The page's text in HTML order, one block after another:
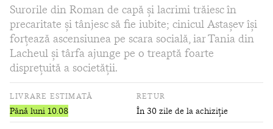
Surorile din Roman de capă și lacrimi trăiesc în
precaritate și tânjesc să fie iubite; cinicul Astașev își
forțează ascensiunea pe scara socială, iar Tania din
Lacheul și târfa ajunge pe o treaptă foarte
disprețuită a societății.
LIVRARE ESTIMATĂ
Până luni 10.08
RETUR
În 30 zile de la achiziție